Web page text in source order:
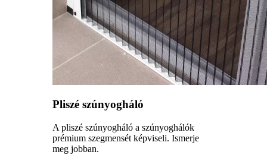
Pliszé szúnyogháló
A pliszé szúnyogháló a szúnyoghálók
prémium szegmensét képviseli. Ismerje
meg jobban.